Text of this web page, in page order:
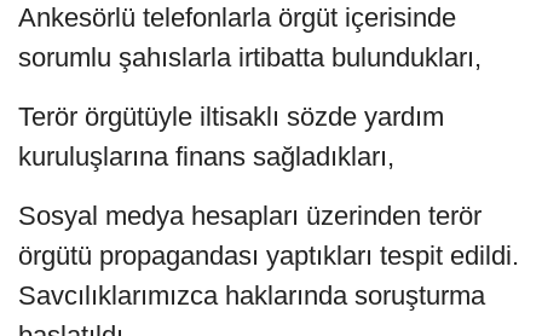
Ankesörlü telefonlarla örgüt içerisinde
sorumlu şahıslarla irtibatta bulundukları,
Terör örgütüyle iltisaklı sözde yardım
kuruluşlarına finans sağladıkları,
Sosyal medya hesapları üzerinden terör
örgütü propagandası yaptıkları tespit edildi.
Savcılıklarımızca haklarında soruşturma